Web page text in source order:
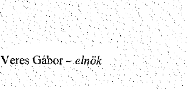
Veres Gabor - elnok